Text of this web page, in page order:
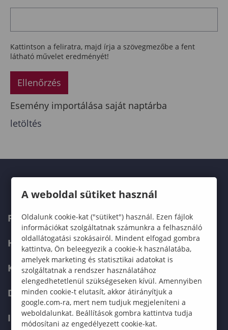
Kattintson a feliratra, majd írja a szövegmezőbe a fent
látható művelet eredményét!
Ellenőrzés
Esemény importálása saját naptárba
letöltés
FELVÉTELIZŐKNEK
HALLGATÓKNAK
KÉPZÉSEK
DOKTORI ISKOLA
INTERNATIONAL
A weboldal sütiket használ
Oldalunk cookie-kat ("sütiket") használ. Ezen fájlok
információkat szolgáltatnak számunkra a felhasználó
oldallátogatási szokásairól. Mindent elfogad gombra
kattintva, Ön beleegyezik a cookie-k használatába,
amelyek marketing és statisztikai adatokat is
szolgáltatnak a rendszer használatához
elengedhetetlenül szükségeseken kívül. Amennyiben
minden cookie-t elutasít, akkor átirányítjuk a
google.com-ra, mert nem tudjuk megjeleníteni a
weboldalunkat. Beállítások gombra kattintva tudja
módosítani az engedélyezett cookie-kat.